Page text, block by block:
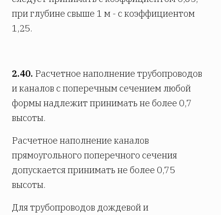
при глубине свыше 1 м - с коэффициентом
1,25.
2.40. Расчетное наполнение трубопроводов
и каналов с поперечным сечением любой
формы надлежит принимать не более 0,7
высоты.
Расчетное наполнение каналов
прямоугольного поперечного сечения
допускается принимать не более 0,75
высоты.
Для трубопроводов дождевой и